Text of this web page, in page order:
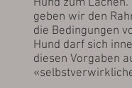
Hund zum
geben wir den
die Bedingungen
Hund darf sich
diesen Vorgaben